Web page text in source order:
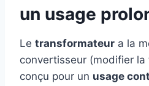
un usage
Le transformateur a la
convertisseur (modifier
conçu pour un usage